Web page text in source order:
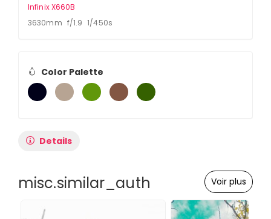
Infinix X660B
3630mm f/1.9 1/450s
Color Palette
Details
misc.similar_auth Voir plus